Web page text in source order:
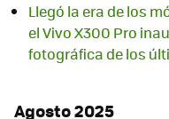
Llegó la era de los
el Vivo X300 Pro
fotográfica de los
Agosto 2025